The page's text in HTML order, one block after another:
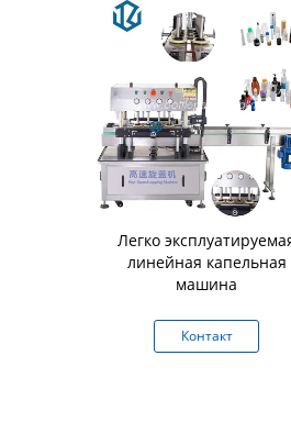
Легко
линейная капельная
машина
Контакт